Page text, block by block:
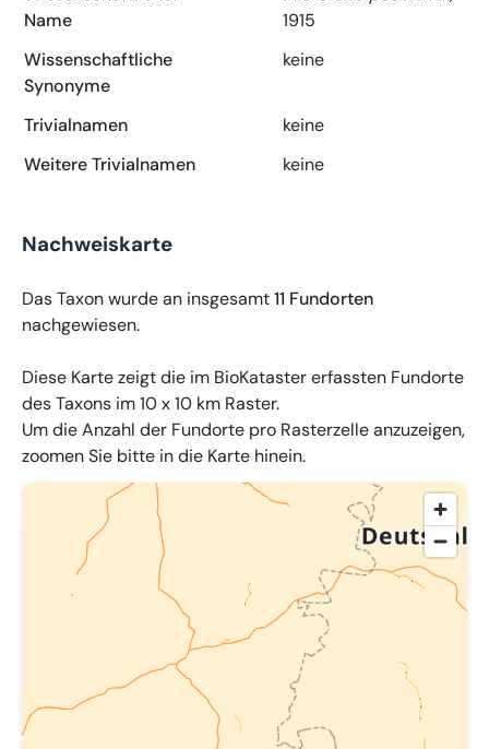
Name
1915
Wissenschaftliche
Synonyme
keine
Trivialnamen
keine
Weitere Trivialnamen
keine
Nachweiskarte
Das Taxon wurde an insgesamt11 Fundorten
nachgewiesen.
Diese Karte zeigt die im BioKataster erfassten Fundorte
des Taxons im 10 x 10 km Raster.
Um die Anzahl der Fundorte pro Rasterzelle anzuzeigen,
zoomen Sie bitte in die Karte hinein.
© OpenMapTiles, OpenStreetMap 34u GmbH